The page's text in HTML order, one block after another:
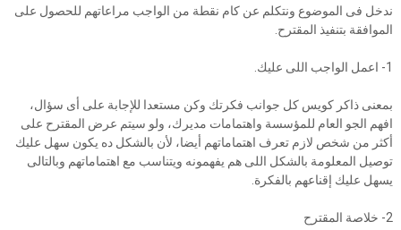
ندخل فى الموضوع ونتكلم عن كام نقطة من الواجب مراعاتهم للحصول على
الموافقة بتنفيذ المقترح.
1- اعمل الواجب اللى عليك.
بمعنى ذاكر كويس كل جوانب فكرتك وكن مستعدا للإجابة على أى سؤال،
افهم الجو العام للمؤسسة واهتمامات مديرك، ولو سيتم عرض المقترح على
أكثر من شخص لازم تعرف اهتماماتهم أيضا، لأن بالشكل ده يكون سهل عليك
توصيل المعلومة بالشكل اللى هم يفهمونه ويتناسب مع اهتماماتهم وبالتالى
يسهل عليك إقناعهم بالفكرة.
2- خلاصة المقترح